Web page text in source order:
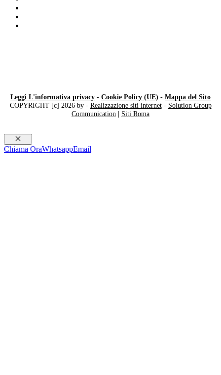
Leggi L'informativa privacy - Cookie Policy (UE) - Mappa del Sito
COPYRIGHT [c] 2026 by - Realizzazione siti internet- Solution Group
Communication | Siti Roma
Chiudi
Chiama OraWhatsappEmail